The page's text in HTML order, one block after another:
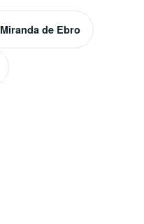
Miranda de Ebro